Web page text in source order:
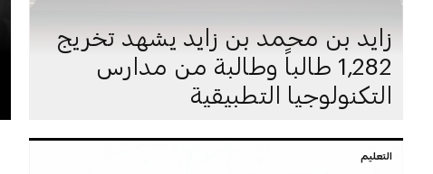
زايد بن محمد بن زايد يشهد تخريج
1,282 طالباً وطالبة من مدارس
التكنولوجيا التطبيقية
التعليم